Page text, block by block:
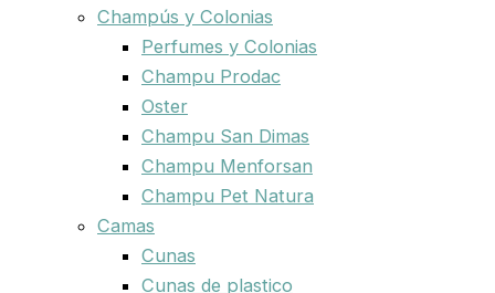
Champús y Colonias
Perfumes y Colonias
Champu Prodac
Oster
Champu San Dimas
Champu Menforsan
Champu Pet Natura
Camas
Cunas
Cunas de plastico